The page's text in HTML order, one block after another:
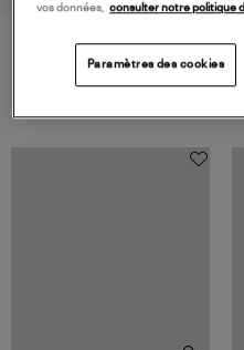
VOS DERNIERS PRODUITS
vos données, consulter notre politique
Paramètres des cookies